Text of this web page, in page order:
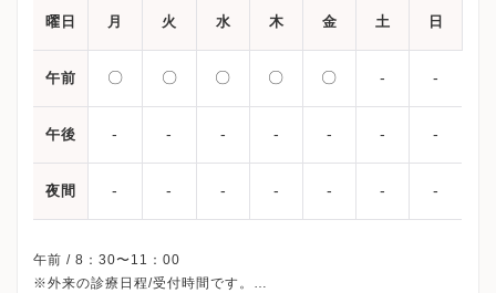
曜日 月 火 水 木 金 土 日
午前 〇 〇 〇 〇 〇 - -
午後 - - - - - - -
夜間 - - - - - - -
午前 / 8：30〜11：00
※外来の診療日程/受付時間です。